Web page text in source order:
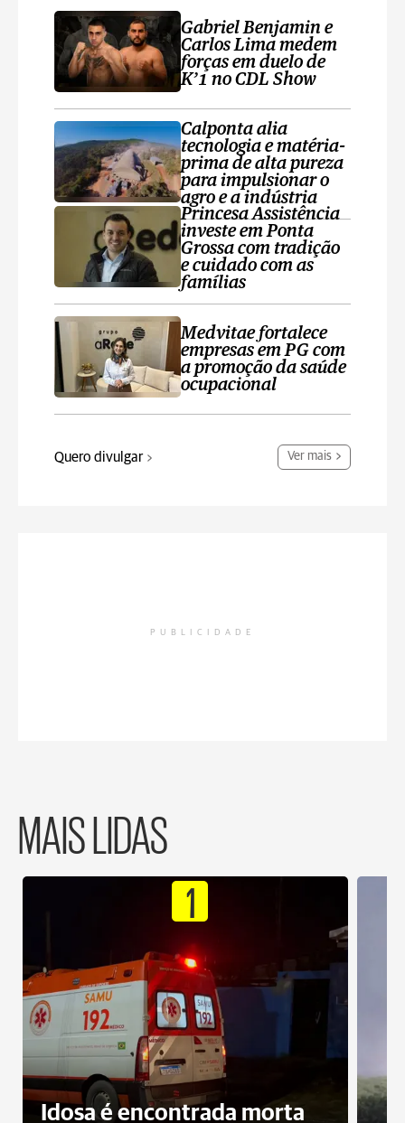
Gabriel Benjamin e
Carlos Lima medem
forças em duelo de
K’1 no CDL Show
Calponta alia
tecnologia e matéria-
prima de alta pureza
para impulsionar o
agro e a indústria
Princesa Assistência
investe em Ponta
Grossa com tradição
e cuidado com as
famílias
Medvitae fortalece
empresas em PG com
a promoção da saúde
ocupacional
Quero divulgar Ver mais
PUBLICIDADE
MAIS LIDAS
1
Idosa é encontrada morta